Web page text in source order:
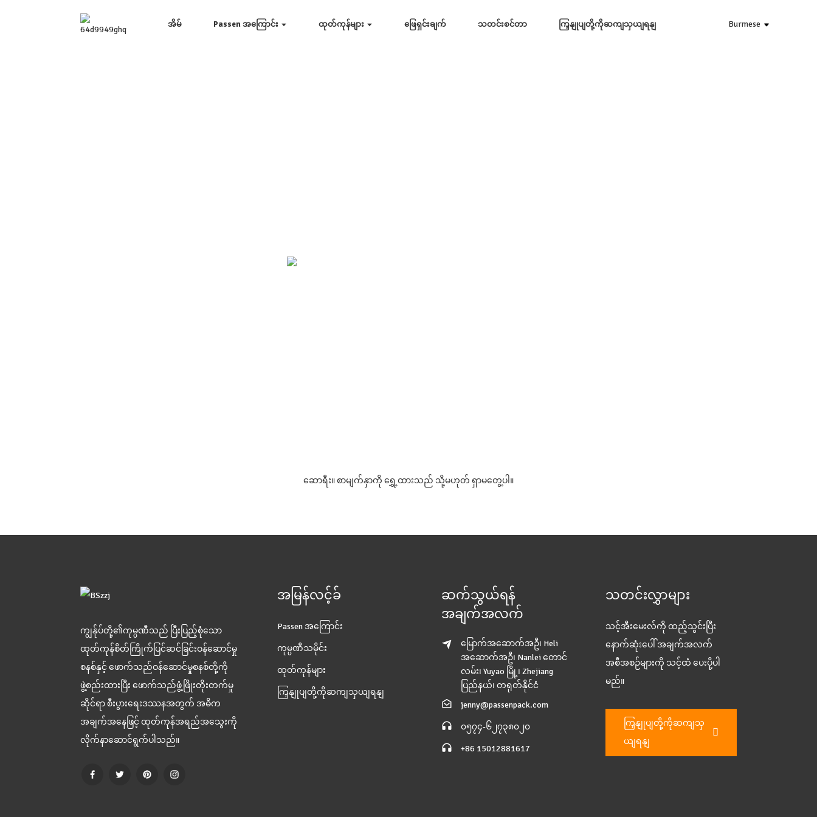
အိမ် Passen အကြောင်း ထုတ်ကုန်များ ဖြေရှင်းချက် သတင်းစင်တာ ကြှနျုပျတို့ကိုဆကျသှယျရနျ Burmese
ဆောရီး။ စာမျက်နှာကို ရွှေ့ထားသည် သို့မဟုတ် ရှာမတွေ့ပါ။
ကျွန်ုပ်တို့၏ကုမ္ပဏီသည် ပြီးပြည့်စုံသော
ထုတ်ကုန်စိတ်ကြိုက်ပြင်ဆင်ခြင်းဝန်ဆောင်မှု
စနစ်နှင့် ဖောက်သည်ဝန်ဆောင်မှုစနစ်တို့ကို
ဖွဲ့စည်းထားပြီး ဖောက်သည်ဖွံ့ဖြိုးတိုးတက်မှု
ဆိုင်ရာ စီးပွားရေးဒဿနအတွက် အဓိက
အချက်အနေဖြင့် ထုတ်ကုန်အရည်အသွေးကို
လိုက်နာဆောင်ရွက်ပါသည်။
အမြန်လင့်ခ်
Passen အကြောင်း
ကုမ္ပဏီသမိုင်း
ထုတ်ကုန်များ
ကြှနျုပျတို့ကိုဆကျသှယျရနျ
ဆက်သွယ်ရန်
အချက်အလက်
မြောက်အဆောက်အဦ၊ Heli
အဆောက်အဦ၊ Nanlei တောင်
လမ်း၊ Yuyao မြို့၊ Zhejiang
ပြည်နယ်၊ တရုတ်နိုင်ငံ
jenny@passenpack.com
၀၅၇၄-၆၂၇၃၈၀၂၀
+86 15012881617
သတင်းလွှာများ
သင့်အီးမေးလ်ကို ထည့်သွင်းပြီး
နောက်ဆုံးပေါ် အချက်အလက်
အစီအစဉ်များကို သင့်ထံ ပေးပို့ပါ
မည်။
ကြှနျုပျတို့ကိုဆကျသှ
ယျရနျ